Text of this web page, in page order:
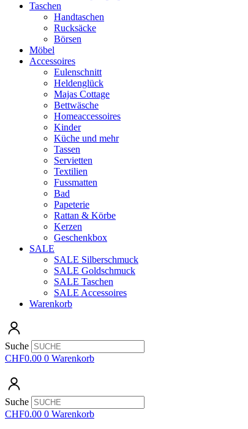
Taschen
Handtaschen
Rucksäcke
Börsen
Möbel
Accessoires
Eulenschnitt
Heldenglück
Majas Cottage
Bettwäsche
Homeaccessoires
Kinder
Küche und mehr
Tassen
Servietten
Textilien
Fussmatten
Bad
Papeterie
Rattan & Körbe
Kerzen
Geschenkbox
SALE
SALE Silberschmuck
SALE Goldschmuck
SALE Taschen
SALE Accessoires
Warenkorb
Suche
CHF0.00 0 Warenkorb
Suche
CHF0.00 0 Warenkorb